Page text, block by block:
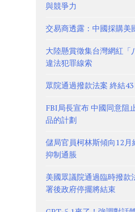
與競爭力
交易商透露：中國採購美
大陸懸賞徵集台灣網紅「
違法犯罪線索
眾院通過撥款法案 終結
FBI局長宣布 中國同意阻
品的計劃
儲局官員柯林斯傾向12
抑制通脹
美國眾議院通過臨時撥
署後政府停擺將結束